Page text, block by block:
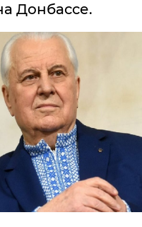
Донбассе.